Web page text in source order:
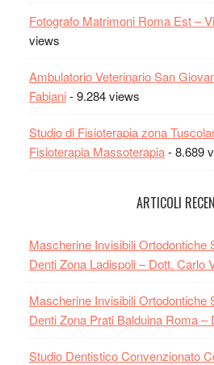
Fotografo Matrimoni Roma Est –
views
Ambulatorio Veterinario San
Fabiani- 9.284 views
Studio di Fisioterapia zona
Fisioterapia Massoterapia- 8.689
ARTICOLI
Mascherine Invisibili Ortodontiche
Denti Zona Ladispoli – Dott. Carlo
Mascherine Invisibili Ortodontiche
Denti Zona Prati Balduina Roma –
Studio Dentistico Convenzionato